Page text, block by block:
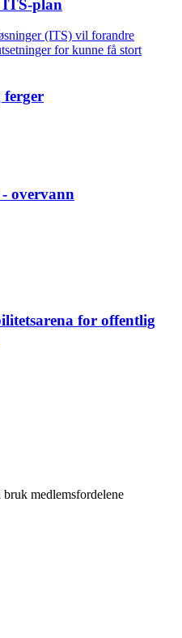
ITS-plan
(ITS) vil forandre
for kunne få stort
ferger
overvann
for offentlig
bruk medlemsfordelene